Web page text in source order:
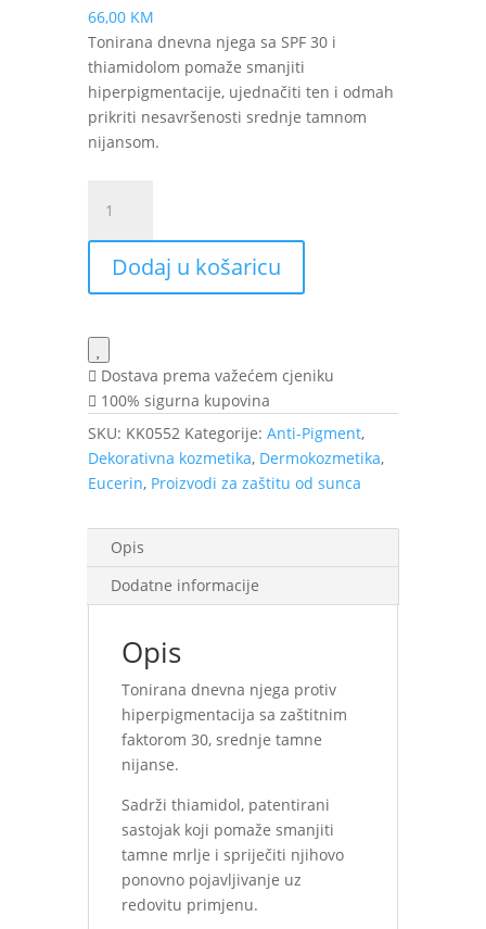
66,00 KM
Tonirana dnevna njega sa SPF 30 i
thiamidolom pomaže smanjiti
hiperpigmentacije, ujednačiti ten i odmah
prikriti nesavršenosti srednje tamnom
nijansom.
Anti-
Pigment
Tinted
Medium
tamna
tonirana
njega
SPF
30+
50
ml
Dodaj u košaricu
Dostava prema važećem cjeniku
100% sigurna kupovina
SKU: KK0552 Kategorije: Anti-Pigment,
Dekorativna kozmetika, Dermokozmetika,
Eucerin, Proizvodi za zaštitu od sunca
Opis
Dodatne informacije
Opis
Tonirana dnevna njega protiv
hiperpigmentacija sa zaštitnim
faktorom 30, srednje tamne
nijanse.
Sadrži thiamidol, patentirani
sastojak koji pomaže smanjiti
tamne mrlje i spriječiti njihovo
ponovno pojavljivanje uz
redovitu primjenu.